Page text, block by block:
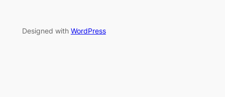
Designed with WordPress